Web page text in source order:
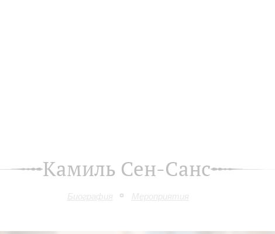
Камиль Сен-Санс
Биография Мероприятия